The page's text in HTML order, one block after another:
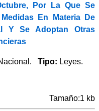
Por La Que Se
En Materia De
Y Se Adoptan Otras
Tipo: Leyes.
Tamaño:1 kb